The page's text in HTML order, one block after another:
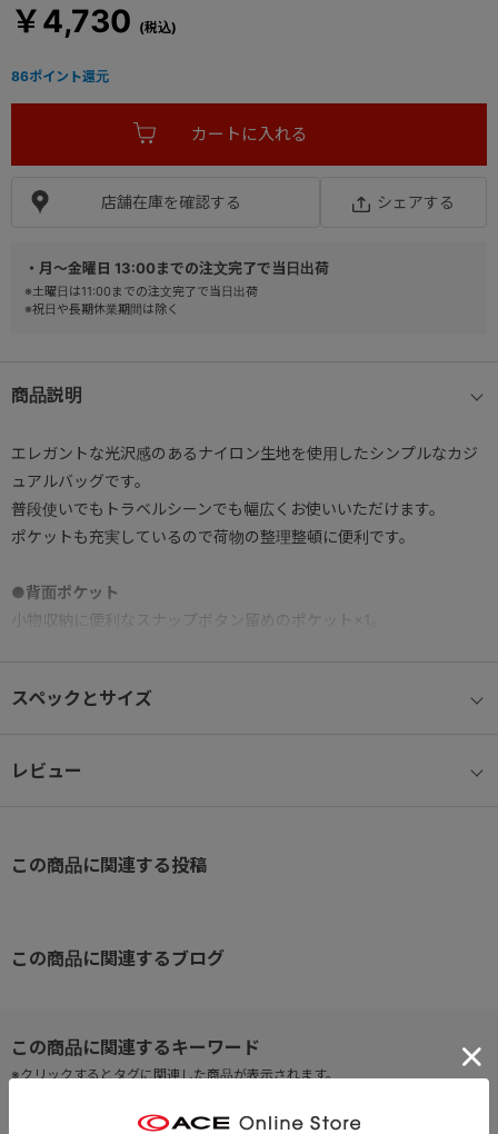
・月～金曜日 13:00までの注文完了で当日出荷
※土曜日は11:00までの注文完了で当日出荷
※祝日や長期休業期間は除く
￥4,730
商品説明
エレガントな光沢感のあるナイロン生地を使用したシンプルなカジ
ュアルバッグです。
普段使いでもトラベルシーンでも幅広くお使いいただけます。
ポケットも充実しているので荷物の整理整頓に便利です。
●背面ポケット
小物収納に便利なスナップボタン留めのポケット×1。
パスケースなどの小物類を収納できる内装オープンポケット×１、ペ
・背面側ファスナーポケット×１ オープンポケット×１。
●内装カラー
外装カラー：ブラック・ネイビー → 内装カラー：ブルーグレー
外装カラー：ライトブラウン → 内装カラー：ブラウン
スペックとサイズ
レビュー
#ショルダーバッグ シンプル #カジュアルバッグ シンプル
※クリックするとタグに関連した商品が表示されます。
店舗在庫を確認する シェアする
この商品に関連する投稿
この商品に関連するブログ
86ポイント還元